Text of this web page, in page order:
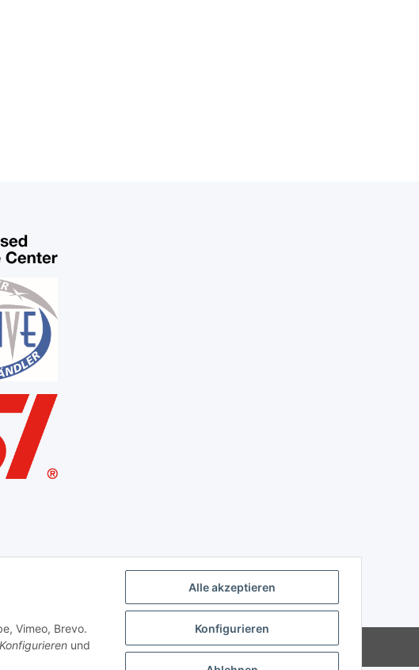
Powered byJTL-Shop
Vimeo, Brevo.
Konfigurieren und
Alle akzeptieren
Konfigurieren